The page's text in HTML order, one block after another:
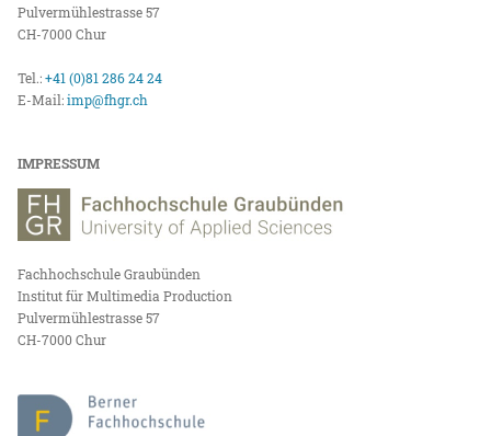
Pulvermühlestrasse 57
CH-7000 Chur
Tel.:+41 (0)81 286 24 24
E-Mail:imp@fhgr.ch
IMPRESSUM
Fachhochschule Graubünden
Institut für Multimedia Production
Pulvermühlestrasse 57
CH-7000 Chur